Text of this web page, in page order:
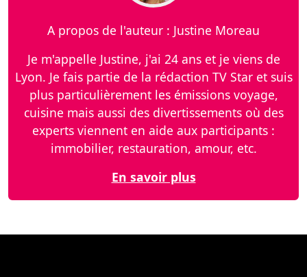
A propos de l'auteur : Justine Moreau
Je m'appelle Justine, j'ai 24 ans et je viens de
Lyon. Je fais partie de la rédaction TV Star et suis
plus particulièrement les émissions voyage,
cuisine mais aussi des divertissements où des
experts viennent en aide aux participants :
immobilier, restauration, amour, etc.
En savoir plus